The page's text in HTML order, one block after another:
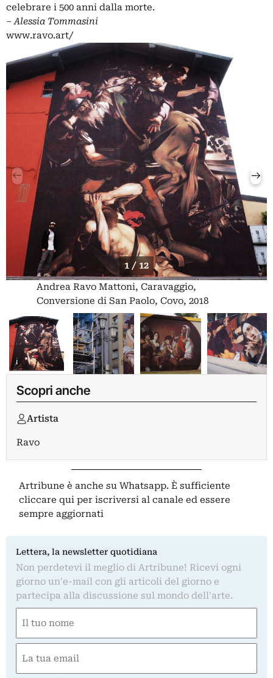
celebrare i 500 anni dalla morte.
‒Alessia Tommasini
www.ravo.art/
1 / 12
Andrea Ravo Mattoni, Caravaggio,
Conversione di San Paolo, Covo, 2018
Scopri anche
Artista
Ravo
Artribune è anche su Whatsapp. È sufficiente
cliccare qui per iscriversi al canale ed essere
sempre aggiornati
Lettera, la newsletter quotidiana
Non perdetevi il meglio di Artribune! Ricevi ogni
giorno un'e-mail con gli articoli del giorno e
partecipa alla discussione sul mondo dell'arte.
(Required)
First
(Required)